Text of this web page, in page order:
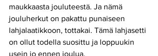
maukkaasta jouluteestä. Ja nämä
jouluherkut on pakattu punaiseen
lahjalaatikkoon, tottakai. Tämä lahjasetti
on ollut todella suosittu ja loppuukin
usein jo ennen joulua.